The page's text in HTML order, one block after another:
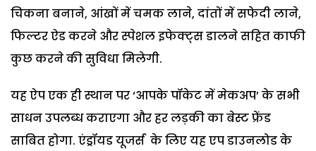
चिकना बनाने, आंखों में चमक लाने, दांतों में सफेदी लाने,
फिल्टर ऐड करने और स्पेशल इफेक्ट्स डालने सहित काफी
कुछ करने की सुविधा मिलेगी.
यह ऐप एक ही स्थान पर ‘आपके पॉकेट में मेकअप’ के सभी
साधन उपलब्ध कराएगा और हर लड़की का बेस्ट फ्रेंड
साबित होगा. एंड्रॉयड यूजर्स के लिए यह एप डाउनलोड के